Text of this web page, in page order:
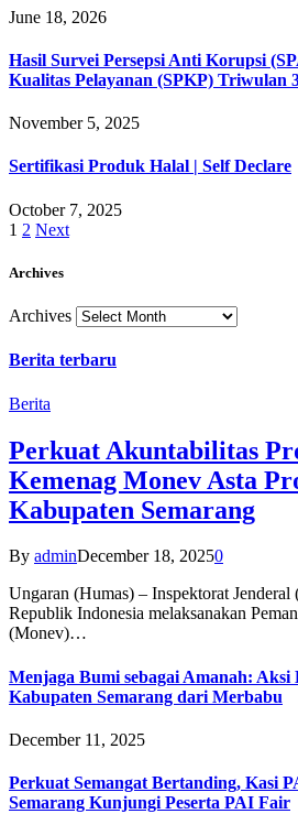
June 18, 2026
Hasil Survei Persepsi Anti Korupsi
Kualitas Pelayanan (SPKP) Triwulan
November 5, 2025
Sertifikasi Produk Halal | Self Declare
October 7, 2025
1 2 Next
Archives
Archives
Berita terbaru
Berita
Perkuat Akuntabilitas
Kemenag Monev Asta
Kabupaten Semarang
By adminDecember 18, 20250
Ungaran (Humas) – Inspektorat
Republik Indonesia melaksanakan
(Monev)…
Menjaga Bumi sebagai Amanah: Aksi
Kabupaten Semarang dari Merbabu
December 11, 2025
Perkuat Semangat Bertanding, Kasi
Semarang Kunjungi Peserta PAI Fair